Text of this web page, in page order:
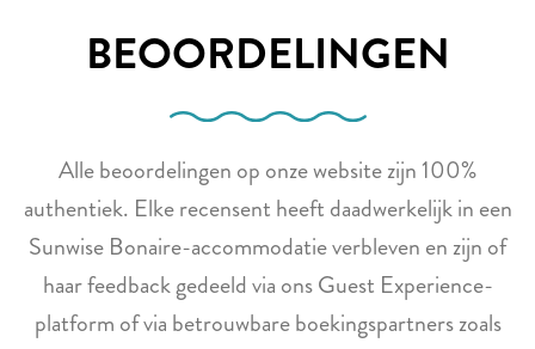
BEOORDELINGEN
Alle beoordelingen op onze website zijn 100%
authentiek. Elke recensent heeft daadwerkelijk in een
Sunwise Bonaire-accommodatie verbleven en zijn of
haar feedback gedeeld via ons Guest Experience-
platform of via betrouwbare boekingspartners zoals